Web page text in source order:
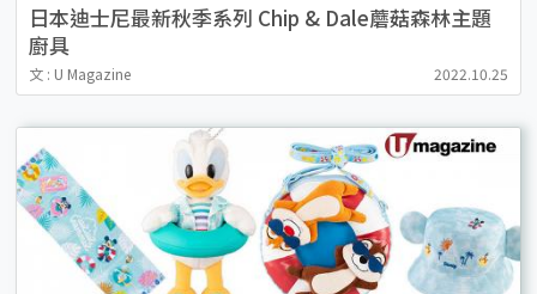
日本迪士尼最新秋季系列 Chip & Dale蘑菇森林主題
廚具
文 : U Magazine 2022.10.25